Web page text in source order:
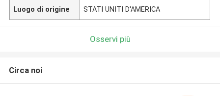
Luogo di origine STATI UNITI D'AMERICA
Osservi più
Circa noi